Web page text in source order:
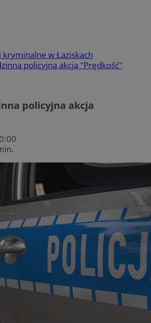
w Łaziskach
policyjna akcja "Prędkość"
policyjna akcja